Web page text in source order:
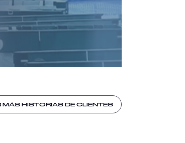
MÁS HISTORIAS DE CLIENTES